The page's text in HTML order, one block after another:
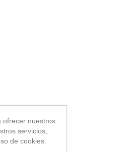
ofrecer nuestros
servicios,
de cookies.